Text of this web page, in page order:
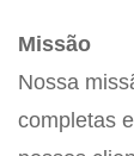
Missão
Nossa
completas